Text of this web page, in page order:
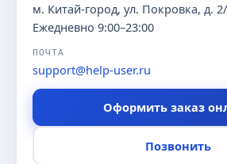
м. Китай-город, ул. Покровка, д.
Ежедневно 9:00–23:00
ПОЧТА
support@help-user.ru
Оформить заказ
Позвонить